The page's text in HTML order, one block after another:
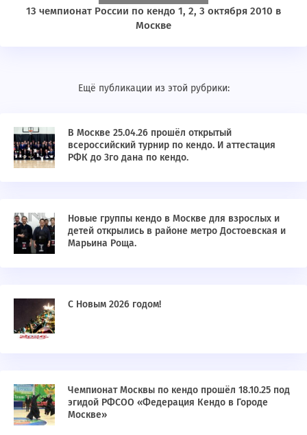
13 чемпионат России по кендо 1, 2, 3 октября 2010 в
Москве
Ещё публикации из этой рубрики:
В Москве 25.04.26 прошёл открытый
всероссийский турнир по кендо. И аттестация
РФК до 3го дана по кендо.
Новые группы кендо в Москве для взрослых и
детей открылись в районе метро Достоевская и
Марьина Роща.
С Новым 2026 годом!
Чемпионат Москвы по кендо прошёл 18.10.25 под
эгидой РФСОО «Федерация Кендо в Городе
Москве»